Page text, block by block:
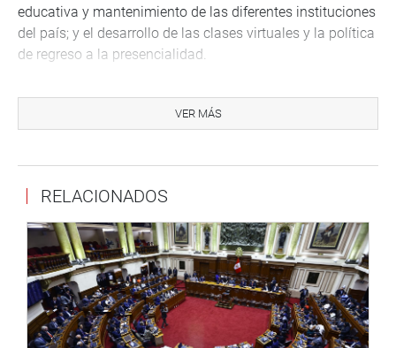
educativa y mantenimiento de las diferentes instituciones
del país; y el desarrollo de las clases virtuales y la política
de regreso a la presencialidad.
ha concretado un programa de implementación de
lavamanos en todo el país, proceso que está muy
acondicionamiento sanitario de agua y desagüe en 148
Asimismo, se refirió que se ha destinado 400 millones de
soles para el retorno a las instituciones educativas, entre
otros aspectos; con lo cual, dijo, están dejando el camino
para que en el próximo presupuesto haya una mejor
infraestructura educativa con los planes que están
VER MÁS
RELACIONADOS